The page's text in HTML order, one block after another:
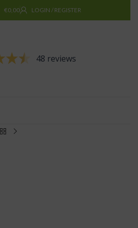
€0,00 LOGIN / REGISTER
48 reviews